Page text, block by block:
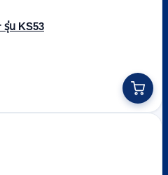
รุ่น KS53